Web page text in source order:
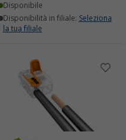
Disponibile
Disponibilità in filiale: Seleziona
la tua filiale